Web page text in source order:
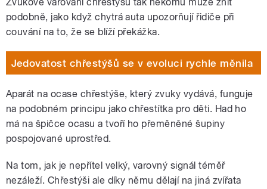
podobně, jako když chytrá auta upozorňují řidiče při
couvání na to, že se blíží překážka.
Jedovatost chřestýšů se v evoluci rychle měnila
Aparát na ocase chřestýše, který zvuky vydává, funguje
na podobném principu jako chřestítka pro děti. Had ho
má na špičce ocasu a tvoří ho přeměněné šupiny
pospojované uprostřed.
Na tom, jak je nepřítel velký, varovný signál téměř
nezáleží. Chřestýši ale díky němu dělají na jiná zvířata